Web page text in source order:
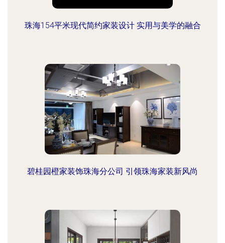
珠海154平米现代简约家装设计 实用与美学的融合
碧桂园橙家装饰珠海分公司 引领珠海家装新风尚